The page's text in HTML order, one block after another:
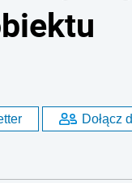
Dołącz